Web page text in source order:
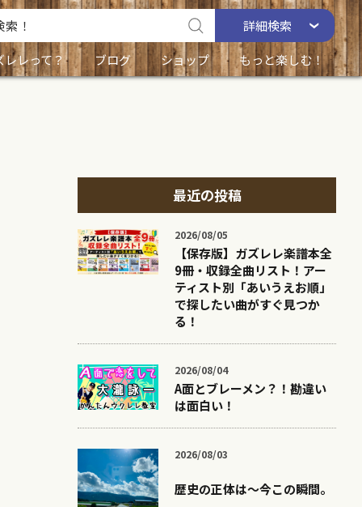
詳細検索
レレって？
ブログ ショップ もっと楽しむ！
最近の投稿
2026/08/05
【保存版】ガズレレ楽譜本全
9冊・収録全曲リスト！アー
ティスト別「あいうえお順」
で探したい曲がすぐ見つか
る！
2026/08/04
A面とブレーメン？！勘違い
は面白い！
2026/08/03
歴史の正体は〜今この瞬間。